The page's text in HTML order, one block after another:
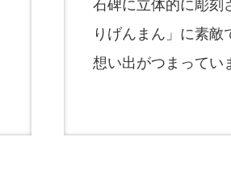
石碑に立体的に彫刻
りげんまん」に素敵
想い出がつまってい